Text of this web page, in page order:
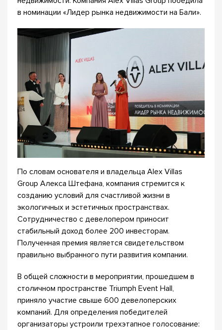
в номинации «Лидер рынка недвижимости на Бали».
По словам основателя и владельца Alex Villas
Group Алекса Штефана, компания стремится к
созданию условий для счастливой жизни в
экологичных и эстетичных пространствах.
Сотрудничество с девелопером приносит
стабильный доход более 200 инвесторам.
Полученная премия является свидетельством
правильно выбранного пути развития компании.
В общей сложности в мероприятии, прошедшем в
столичном пространстве Triumph Event Hall,
приняло участие свыше 600 девелоперских
компаний. Для определения победителей
организаторы устроили трехэтапное голосование: